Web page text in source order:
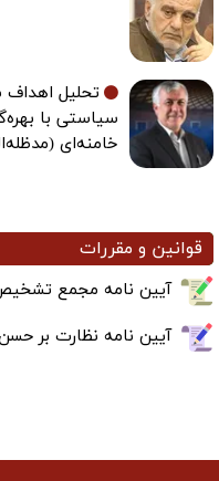
تحلیل
سیاستی با
خامنه‌ای
قوانین و مقررات
آیین نامه مجمع
آیین نامه نظارت بر